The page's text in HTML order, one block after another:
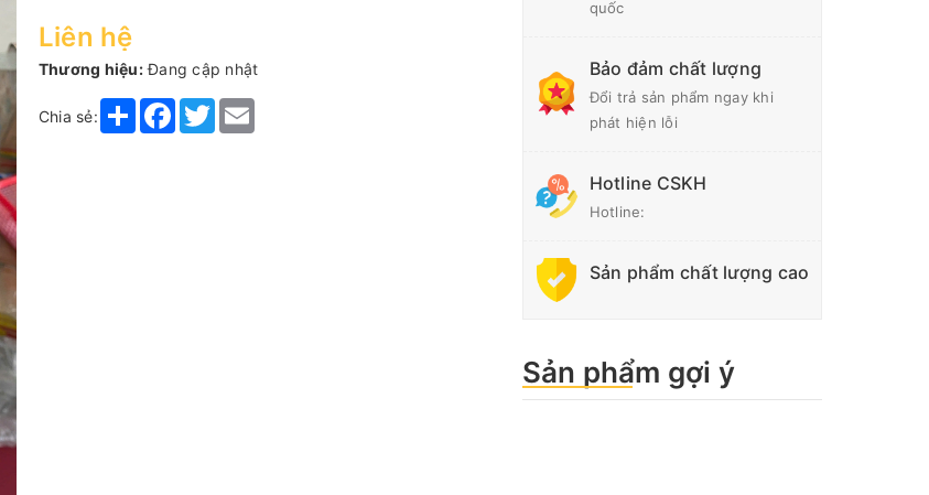
Liên hệ
Thương hiệu: Đang cập nhật
Chia sẻ: ShareFacebook
TwitterEmail
quốc
Bảo đảm chất lượng
Đổi trả sản phẩm ngay khi
phát hiện lỗi
Hotline CSKH
Hotline:
Sản phẩm chất lượng cao
Sản phẩm gợi ý